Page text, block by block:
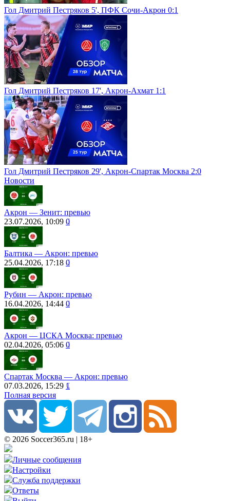
Гол Дмитрий Пестряков 5', ПФК Сочи-Акрон 0:1
Гол Дмитрий Пестряков 17', Акрон-Ахмат 1:1
Гол Дмитрий Пестряков 29', Акрон-Спартак Москва 2:0
Новости
Акрон ― Зенит: превью
23.07.2026, 10:09 0
Балтика ― Акрон: превью
25.04.2026, 17:18 0
Рубин ― Акрон: превью
16.04.2026, 14:44 0
Акрон — ЦСКА Москва: превью
02.04.2026, 05:06 0
Спартак Москва — Акрон: превью
07.03.2026, 15:29 1
Полная версия
© 2026 Soccer365.ru | 18+
Личные сообщения
Настройки
Служба поддержки
Ответы